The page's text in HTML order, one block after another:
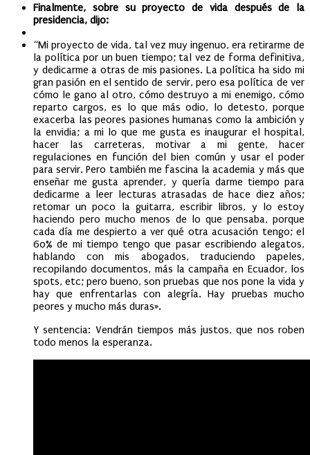
Finalmente, sobre su proyecto de vida después de la
presidencia, dijo:
“Mi proyecto de vida, tal vez muy ingenuo, era retirarme de
la política por un buen tiempo; tal vez de forma definitiva,
y dedicarme a otras de mis pasiones. La política ha sido mi
gran pasión en el sentido de servir, pero esa política de ver
cómo le gano al otro, cómo destruyo a mi enemigo, cómo
reparto cargos, es lo que más odio, lo detesto, porque
exacerba las peores pasiones humanas como la ambición y
la envidia; a mi lo que me gusta es inaugurar el hospital,
hacer las carreteras, motivar a mi gente, hacer
regulaciones en función del bien común y usar el poder
para servir. Pero también me fascina la academia y más que
enseñar me gusta aprender, y quería darme tiempo para
dedicarme a leer lecturas atrasadas de hace diez años;
retomar un poco la guitarra, escribir libros, y lo estoy
haciendo pero mucho menos de lo que pensaba, porque
cada día me despierto a ver qué otra acusación tengo; el
60% de mi tiempo tengo que pasar escribiendo alegatos,
hablando con mis abogados, traduciendo papeles,
recopilando documentos, más la campaña en Ecuador, los
spots, etc; pero bueno, son pruebas que nos pone la vida y
hay que enfrentarlas con alegría. Hay pruebas mucho
peores y mucho más duras».
Y sentencia: Vendrán tiempos más justos, que nos roben
todo menos la esperanza.